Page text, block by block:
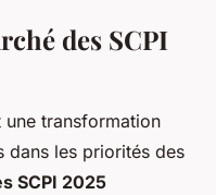
des SCPI
une transformation
dans les priorités des
SCPI 2025